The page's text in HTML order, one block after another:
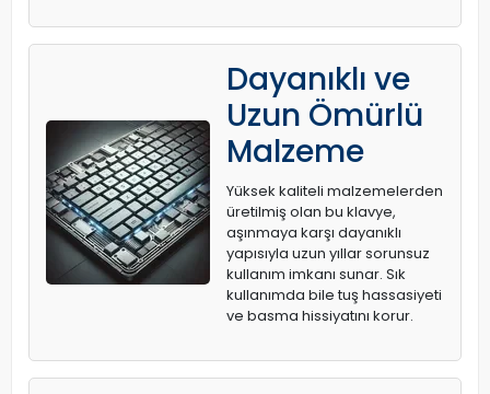
Dayanıklı ve
Uzun Ömürlü
Malzeme
Yüksek kaliteli malzemelerden
üretilmiş olan bu klavye,
aşınmaya karşı dayanıklı
yapısıyla uzun yıllar sorunsuz
kullanım imkanı sunar. Sık
kullanımda bile tuş hassasiyeti
ve basma hissiyatını korur.